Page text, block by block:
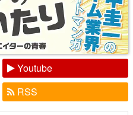
Youtube
RSS